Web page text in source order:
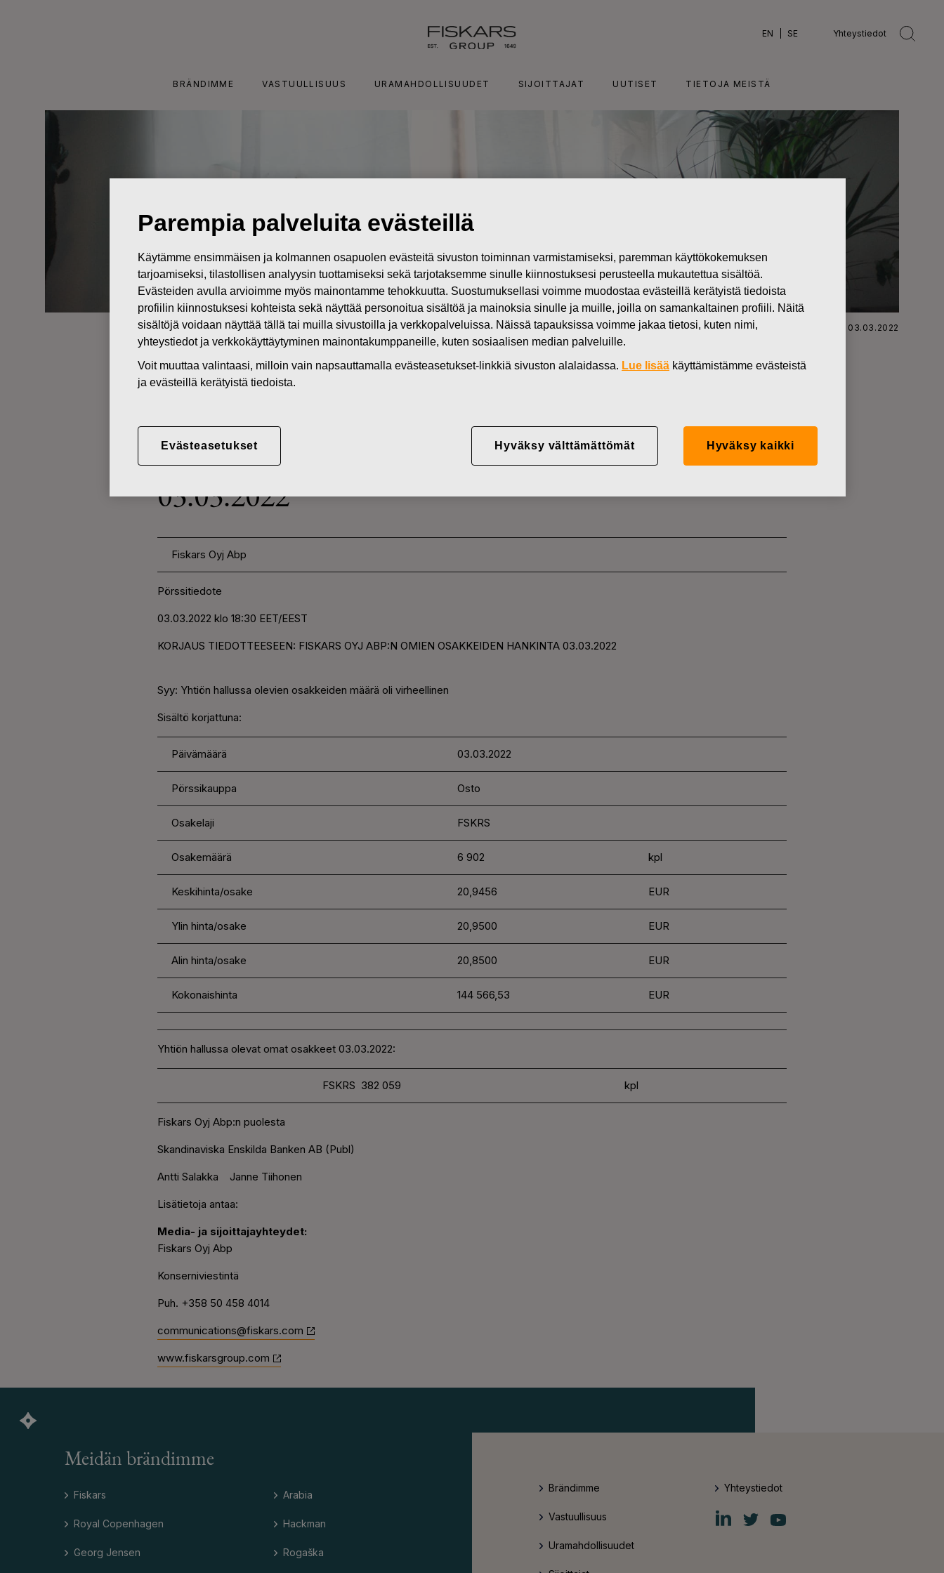
EN SE Yhteystiedot
BRÄNDIMME VASTUULLISUUS URAMAHDOLLISUUDET SIJOITTAJAT UUTISET TIETOJA MEISTÄ
Uutiset KORJAUS TIEDOTTEESEEN: FISKARS OYJ ABP:N OMIEN OSAKKEIDEN HANKINTA 03.03.2022
KORJAUS TIEDOTTEESEEN: FISKARS OYJ
ABP:N OMIEN OSAKKEIDEN HANKINTA
03.03.2022
Fiskars Oyj Abp
Pörssitiedote
03.03.2022 klo 18:30 EET/EEST
KORJAUS TIEDOTTEESEEN: FISKARS OYJ ABP:N OMIEN OSAKKEIDEN HANKINTA 03.03.2022
Syy: Yhtiön hallussa olevien osakkeiden määrä oli virheellinen
Sisältö korjattuna:
Päivämäärä 03.03.2022
Pörssikauppa Osto
Osakelaji FSKRS
Osakemäärä 6 902 kpl
Keskihinta/osake 20,9456 EUR
Ylin hinta/osake 20,9500 EUR
Alin hinta/osake 20,8500 EUR
Kokonaishinta 144 566,53 EUR
Yhtiön hallussa olevat omat osakkeet 03.03.2022:
FSKRS 382 059 kpl
Fiskars Oyj Abp:n puolesta
Skandinaviska Enskilda Banken AB (Publ)
Antti Salakka Janne Tiihonen
Lisätietoja antaa:
Media- ja sijoittajayhteydet:
Fiskars Oyj Abp
Konserniviestintä
Puh. +358 50 458 4014
communications@fiskars.com
www.fiskarsgroup.com
Meidän brändimme
Fiskars
Royal Copenhagen
Georg Jensen
Arabia
Hackman
Rogaška
Brändimme
Vastuullisuus
Uramahdollisuudet
Yhteystiedot
Fiskars
Group
Fiskars
Group
Fiskars
Group
Parempia palveluita evästeillä
Käytämme ensimmäisen ja kolmannen osapuolen evästeitä sivuston toiminnan varmistamiseksi, paremman käyttökokemuksen
tarjoamiseksi, tilastollisen analyysin tuottamiseksi sekä tarjotaksemme sinulle kiinnostuksesi perusteella mukautettua sisältöä.
Evästeiden avulla arvioimme myös mainontamme tehokkuutta. Suostumuksellasi voimme muodostaa evästeillä kerätyistä tiedoista
profiilin kiinnostuksesi kohteista sekä näyttää personoitua sisältöä ja mainoksia sinulle ja muille, joilla on samankaltainen profiili. Näitä
sisältöjä voidaan näyttää tällä tai muilla sivustoilla ja verkkopalveluissa. Näissä tapauksissa voimme jakaa tietosi, kuten nimi,
yhteystiedot ja verkkokäyttäytyminen mainontakumppaneille, kuten sosiaalisen median palveluille.
Voit muuttaa valintaasi, milloin vain napsauttamalla evästeasetukset-linkkiä sivuston alalaidassa. Lue lisää käyttämistämme evästeistä
ja evästeillä kerätyistä tiedoista.
Evästeasetukset Hyväksy välttämättömät Hyväksy kaikki